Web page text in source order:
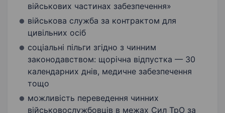
військових частинах забезпечення»
військова служба за контрактом для
цивільних осіб
соціальні пільги згідно з чинним
законодавством: щорічна відпустка — 30
календарних днів, медичне забезпечення
тощо
можливість переведення чинних
військовослужбовців в межах Сил ТрО за